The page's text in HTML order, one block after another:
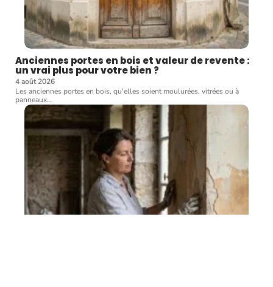
Anciennes portes en bois et valeur de revente :
un vrai plus pour votre bien ?
4 août 2026
Les anciennes portes en bois, qu'elles soient moulurées, vitrées ou à
panneaux…